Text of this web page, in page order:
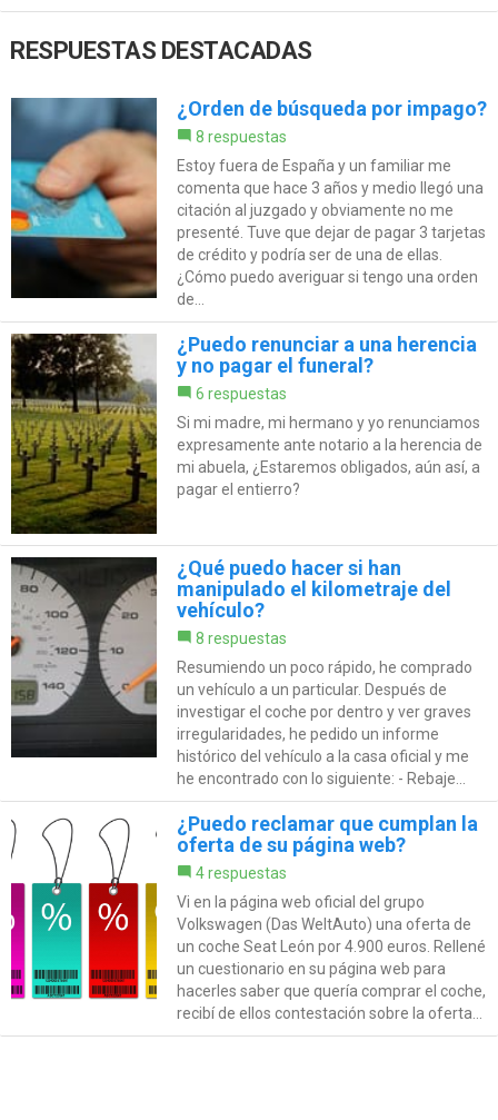
RESPUESTAS DESTACADAS
¿Orden de búsqueda por impago?
8 respuestas
Estoy fuera de España y un familiar me
comenta que hace 3 años y medio llegó una
citación al juzgado y obviamente no me
presenté. Tuve que dejar de pagar 3 tarjetas
de crédito y podría ser de una de ellas.
¿Cómo puedo averiguar si tengo una orden
de...
¿Puedo renunciar a una herencia
y no pagar el funeral?
6 respuestas
Si mi madre, mi hermano y yo renunciamos
expresamente ante notario a la herencia de
mi abuela, ¿Estaremos obligados, aún así, a
pagar el entierro?
¿Qué puedo hacer si han
manipulado el kilometraje del
vehículo?
8 respuestas
Resumiendo un poco rápido, he comprado
un vehículo a un particular. Después de
investigar el coche por dentro y ver graves
irregularidades, he pedido un informe
histórico del vehículo a la casa oficial y me
he encontrado con lo siguiente: - Rebaje...
¿Puedo reclamar que cumplan la
oferta de su página web?
4 respuestas
Vi en la página web oficial del grupo
Volkswagen (Das WeltAuto) una oferta de
un coche Seat León por 4.900 euros. Rellené
un cuestionario en su página web para
hacerles saber que quería comprar el coche,
recibí de ellos contestación sobre la oferta...